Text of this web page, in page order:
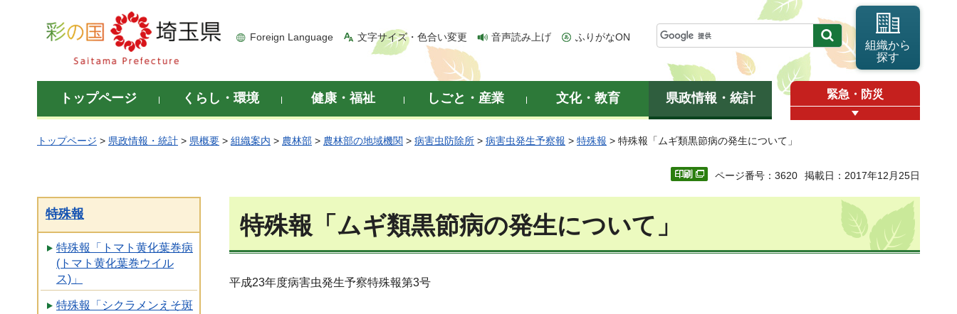
彩の国 埼玉県
Foreign Language 文字サイズ・色合い変更 音声読み上げ ふりがなON
組織から
探す
トップページ くらし・環境 健康・福祉 しごと・産業 文化・教育 県政情報・統計 緊急・防災
トップページ > 県政情報・統計 > 県概要 > 組織案内 > 農林部 > 農林部の地域機関 > 病害虫防除所 > 病害虫発生予察報 > 特殊報 > 特殊報「ムギ類黒節病の発生について」
ページ番号：3620 掲載日：2017年12月25日
特殊報
特殊報「トマト黄化葉巻病
(トマト黄化葉巻ウイル
ス)」
特殊報「シクラメンえそ斑
特殊報「ムギ類黒節病の発生について」
平成23年度病害虫発生予察特殊報第3号